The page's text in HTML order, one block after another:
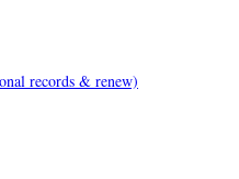
records & renew)